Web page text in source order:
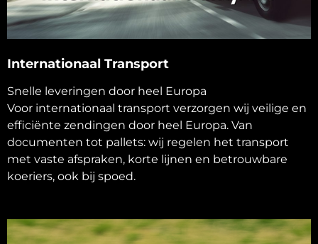
Internationaal Transport
Snelle leveringen door heel Europa
Voor internationaal transport verzorgen wij veilige en
efficiënte zendingen door heel Europa. Van
documenten tot pallets: wij regelen het transport
met vaste afspraken, korte lijnen en betrouwbare
koeriers, ook bij spoed.